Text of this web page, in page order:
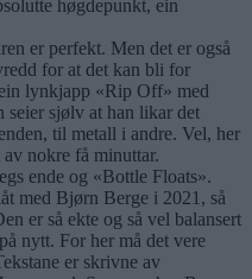
høgdepunkt, ein
er perfekt. Men det er også
for at det kan bli for
lynkjapp «Rip Off» med
seier sjølv at han likar det
til metall i andre. Vel, her
av nokre få minuttar.
ende og «Bottle Floats».
med Bjørn Berge i 2021, så
er så ekte og så vel balansert
nytt. For her må det vere
er skrivne av